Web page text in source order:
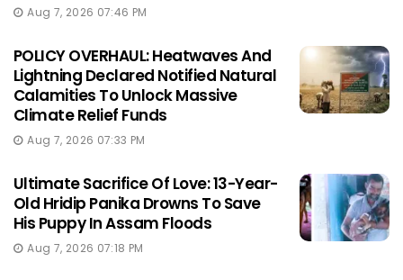
Aug 7, 2026 07:46 PM
POLICY OVERHAUL: Heatwaves And
Lightning Declared Notified Natural
Calamities To Unlock Massive
Climate Relief Funds
Aug 7, 2026 07:33 PM
Ultimate Sacrifice Of Love: 13-Year-
Old Hridip Panika Drowns To Save
His Puppy In Assam Floods
Aug 7, 2026 07:18 PM